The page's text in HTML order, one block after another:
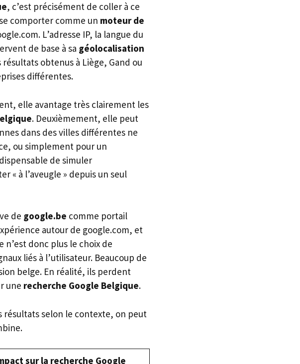
, c’est précisément de coller à ce
comporter comme un moteur de
L’adresse IP, la langue du
de base à sa géolocalisation
obtenus à Liège, Gand ou
différentes.
elle avantage très clairement les
. Deuxièmement, elle peut
dans des villes différentes ne
ou simplement pour un
de simuler
« à l’aveugle » depuis un seul
de google.be comme portail
autour de google.com, et
n’est donc plus le choix de
liés à l’utilisateur. Beaucoup de
belge. En réalité, ils perdent
une recherche Google Belgique.
résultats selon le contexte, on peut
sur la recherche Google